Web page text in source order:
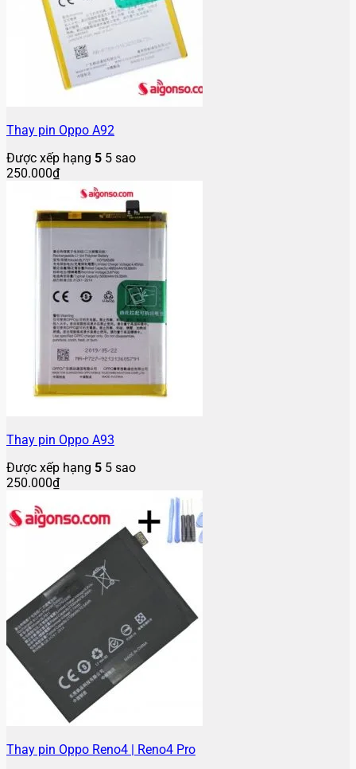
Thay pin Oppo A92
Được xếp hạng 5 5 sao
250.000₫
Thay pin Oppo A93
Được xếp hạng 5 5 sao
250.000₫
Thay pin Oppo Reno4 | Reno4 Pro